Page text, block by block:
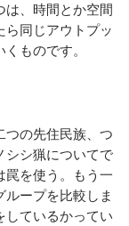
は、時間とか空間
ら同じアウトプッ
ものです。
の先住民族、つ
シシ猟についてで
罠を使う。もう一
ープを比較しま
しているかってい